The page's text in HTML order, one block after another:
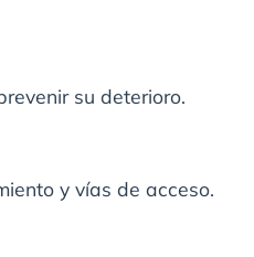
su deterioro.
y vías de acceso.